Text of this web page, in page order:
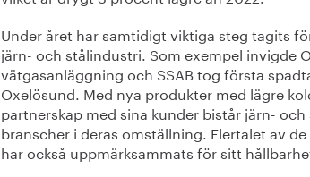
Under året har samtidigt viktiga steg tagits
järn- och stålindustri. Som exempel invigde
vätgasanläggning och SSAB tog första
Oxelösund. Med nya produkter med lägre
partnerskap med sina kunder bistår järn-
branscher i deras omställning. Flertalet av
har också uppmärksammats för sitt